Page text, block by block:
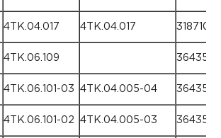
4ТК.04.017 4ТК.04.017
4ТК.06.109
4ТК.06.101-03 4ТК.04.005-04
4ТК.06.101-02 4ТК.04.005-03